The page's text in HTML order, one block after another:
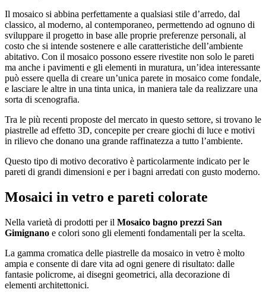
Il mosaico si abbina perfettamente a qualsiasi stile d’arredo, dal
classico, al moderno, al contemporaneo, permettendo ad ognuno di
sviluppare il progetto in base alle proprie preferenze personali, al
costo che si intende sostenere e alle caratteristiche dell’ambiente
abitativo. Con il mosaico possono essere rivestite non solo le pareti
ma anche i pavimenti e gli elementi in muratura, un’idea interessante
può essere quella di creare un’unica parete in mosaico come fondale,
e lasciare le altre in una tinta unica, in maniera tale da realizzare una
sorta di scenografia.
Tra le più recenti proposte del mercato in questo settore, si trovano le
piastrelle ad effetto 3D, concepite per creare giochi di luce e motivi
in rilievo che donano una grande raffinatezza a tutto l’ambiente.
Questo tipo di motivo decorativo è particolarmente indicato per le
pareti di grandi dimensioni e per i bagni arredati con gusto moderno.
Mosaici in vetro e pareti colorate
Nella varietà di prodotti per il Mosaico bagno prezzi San
Gimignano e colori sono gli elementi fondamentali per la scelta.
La gamma cromatica delle piastrelle da mosaico in vetro è molto
ampia e consente di dare vita ad ogni genere di risultato: dalle
fantasie policrome, ai disegni geometrici, alla decorazione di
elementi architettonici.